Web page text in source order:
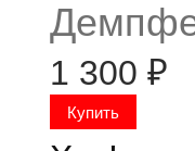
1 300 ₽